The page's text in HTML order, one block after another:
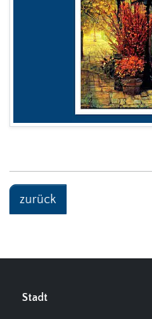
zurück
Stadt